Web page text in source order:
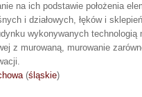
na ich podstawie położenia
i działowych, łęków i
wykonywanych technologią
z murowaną, murowanie
(śląskie)